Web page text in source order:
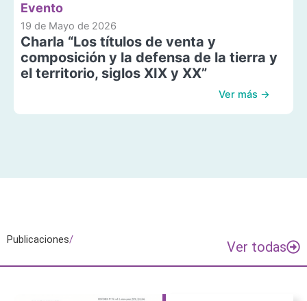
Evento
19 de Mayo de 2026
Charla “Los títulos de venta y
composición y la defensa de la tierra y
el territorio, siglos XIX y XX”
Ver más →
Publicaciones/ Ver todas